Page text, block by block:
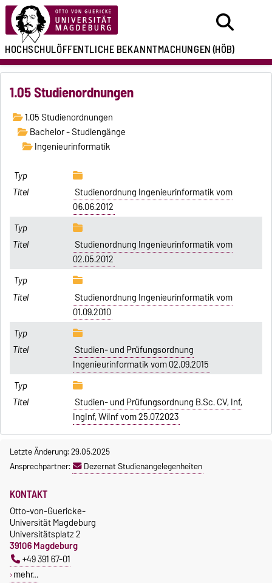
HOCHSCHULÖFFENTLICHEBEKANNTMACHUNGEN(HÖB)
1.05 Studienordnungen
1.05 Studienordnungen
Bachelor - Studiengänge
Ingenieurinformatik
Studienordnung Ingenieurinformatik vom
06.06.2012
Studienordnung Ingenieurinformatik vom
02.05.2012
Studienordnung Ingenieurinformatik vom
01.09.2010
Studien- und Prüfungsordnung
Ingenieurinformatik vom 02.09.2015
Studien- und Prüfungsordnung B.Sc. CV, Inf,
IngInf, WiInf vom 25.07.2023
Letzte Änderung: 29.05.2025
Ansprechpartner:
Dezernat Studienangelegenheiten
KONTAKT
Otto-von-Guericke-
Universität Magdeburg
Universitätsplatz 2
39106 Magdeburg
+49 391 67-01
mehr…